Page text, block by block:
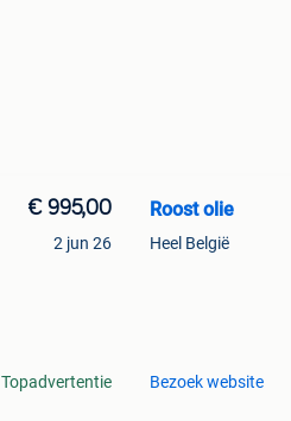
€ 995,00
2 jun 26
Topadvertentie
Roost olie
Heel België
Bezoek website